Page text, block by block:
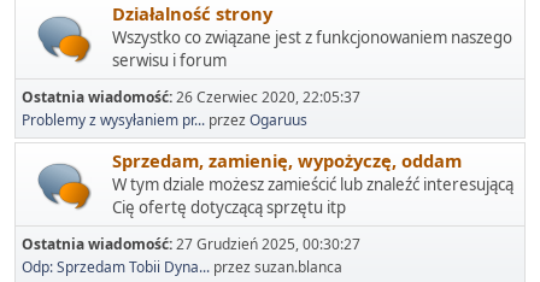
Działalność strony
Wszystko co związane jest z funkcjonowaniem naszego
serwisu i forum
Ostatnia wiadomość:26 Czerwiec 2020, 22:05:37
Problemy z wysyłaniem pr... przezOgaruus
Sprzedam, zamienię, wypożyczę, oddam
W tym dziale możesz zamieścić lub znaleźć interesującą
Cię ofertę dotyczącą sprzętu itp
Ostatnia wiadomość:27 Grudzień 2025, 00:30:27
Odp: Sprzedam Tobii Dyna... przez suzan.blanca